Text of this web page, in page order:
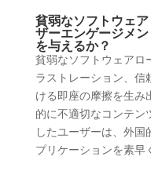
貧弱なソフトウェ
ザーエンゲージメ
を与えるか？
貧弱なソフトウェアロ
ラストレーション、信
ける即座の摩擦を生み
的に不適切なコンテン
したユーザーは、外
プリケーションを素早